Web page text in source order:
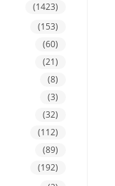
(1423)
(153)
(60)
(21)
(8)
(3)
(32)
(112)
(89)
(192)